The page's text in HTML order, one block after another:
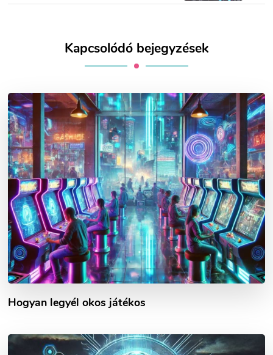
Kapcsolódó bejegyzések
Hogyan legyél okos játékos